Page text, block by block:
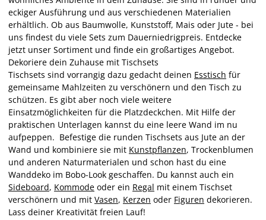
eckiger Ausführung und aus verschiedenen Materialien
erhältlich. Ob aus Baumwolle, Kunststoff, Mais oder Jute - bei
uns findest du viele Sets zum Dauerniedrigpreis. Entdecke
jetzt unser Sortiment und finde ein großartiges Angebot.
Dekoriere dein Zuhause mit Tischsets
Tischsets sind vorrangig dazu gedacht deinen Esstisch für
gemeinsame Mahlzeiten zu verschönern und den Tisch zu
schützen. Es gibt aber noch viele weitere
Einsatzmöglichkeiten für die Platzdeckchen. Mit Hilfe der
praktischen Unterlagen kannst du eine leere Wand im nu
aufpeppen. Befestige die runden Tischsets aus Jute an der
Wand und kombiniere sie mit Kunstpflanzen, Trockenblumen
und anderen Naturmaterialen und schon hast du eine
Wanddeko im Bobo-Look geschaffen. Du kannst auch ein
Sideboard, Kommode oder ein Regal mit einem Tischset
verschönern und mit Vasen, Kerzen oder Figuren dekorieren.
Lass deiner Kreativität freien Lauf!